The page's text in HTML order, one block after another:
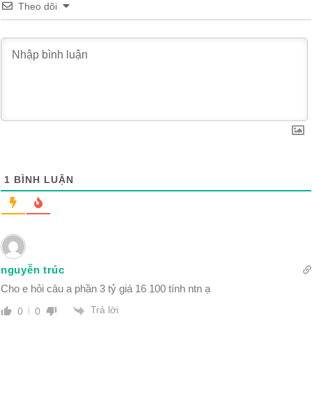
Theo dõi
1 BÌNH LUẬN
nguyễn trúc
Cho e hỏi câu a phần 3 tỷ giá 16 100 tính ntn ạ
0 0 Trả lời